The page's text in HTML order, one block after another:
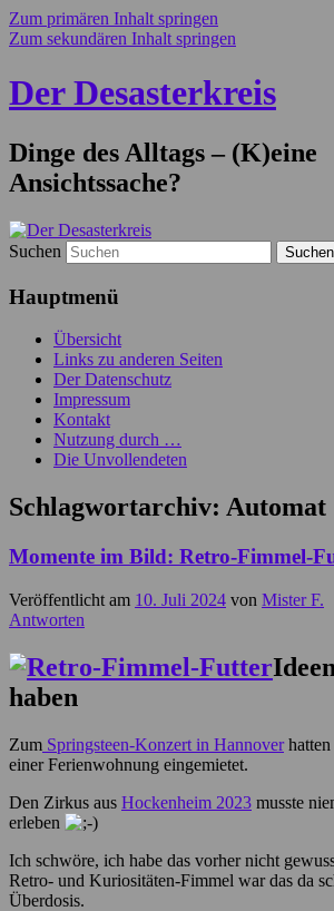
Zum primären Inhalt springen
Zum sekundären Inhalt springen
Der Desasterkreis
Dinge des Alltags – (K)eine
Ansichtssache?
Suchen
Hauptmenü
Übersicht
Links zu anderen Seiten
Der Datenschutz
Impressum
Kontakt
Nutzung durch …
Die Unvollendeten
Schlagwortarchiv: Automat
Momente im Bild: Retro-Fimmel-
Veröffentlicht am 10. Juli 2024 von Mister F.
Antworten
haben
Zum Springsteen-Konzert in Hannoverhatten
einer Ferienwohnung eingemietet.
Den Zirkus aus Hockenheim 2023 musste
erleben
Ich schwöre, ich habe das vorher nicht
Retro- und Kuriositäten-Fimmel war das da
Überdosis.